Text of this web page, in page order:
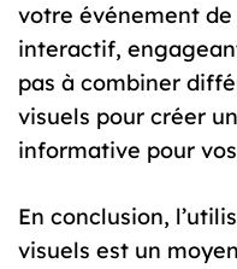
votre événement
interactif,
pas à combiner
visuels pour créer
informative pour
En conclusion,
visuels est un